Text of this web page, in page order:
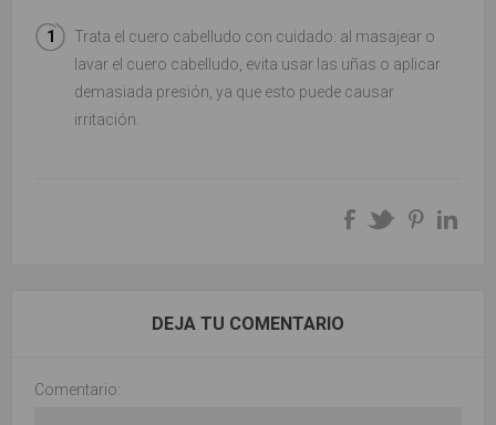
Trata el cuero cabelludo con cuidado: al masajear o
lavar el cuero cabelludo, evita usar las uñas o aplicar
demasiada presión, ya que esto puede causar
irritación.
DEJA TU COMENTARIO
Comentario: